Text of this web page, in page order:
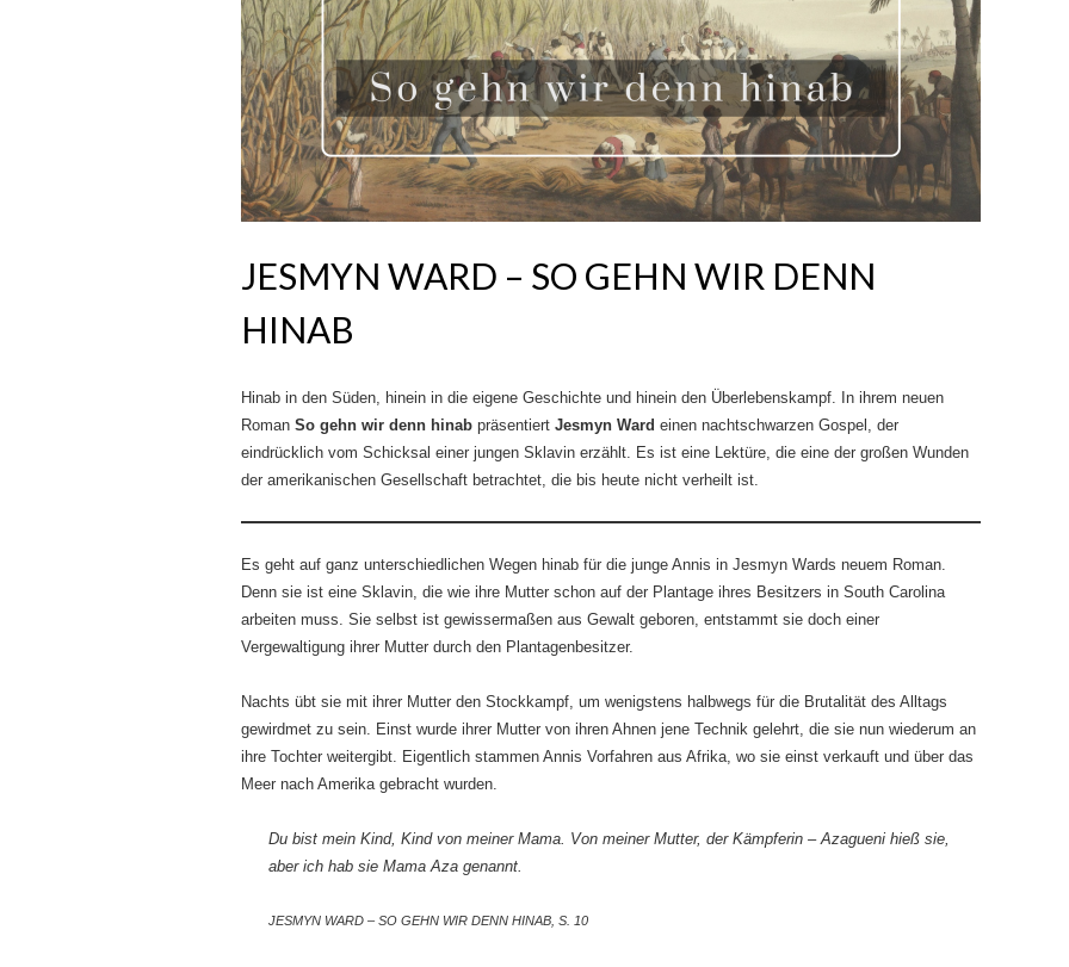
JESMYN WARD – SO GEHN WIR DENN
HINAB
Hinab in den Süden, hinein in die eigene Geschichte und hinein den Überlebenskampf. In ihrem neuen
Roman So gehn wir denn hinab präsentiert Jesmyn Ward einen nachtschwarzen Gospel, der
eindrücklich vom Schicksal einer jungen Sklavin erzählt. Es ist eine Lektüre, die eine der großen Wunden
der amerikanischen Gesellschaft betrachtet, die bis heute nicht verheilt ist.
Es geht auf ganz unterschiedlichen Wegen hinab für die junge Annis in Jesmyn Wards neuem Roman.
Denn sie ist eine Sklavin, die wie ihre Mutter schon auf der Plantage ihres Besitzers in South Carolina
arbeiten muss. Sie selbst ist gewissermaßen aus Gewalt geboren, entstammt sie doch einer
Vergewaltigung ihrer Mutter durch den Plantagenbesitzer.
Nachts übt sie mit ihrer Mutter den Stockkampf, um wenigstens halbwegs für die Brutalität des Alltags
gewirdmet zu sein. Einst wurde ihrer Mutter von ihren Ahnen jene Technik gelehrt, die sie nun wiederum an
ihre Tochter weitergibt. Eigentlich stammen Annis Vorfahren aus Afrika, wo sie einst verkauft und über das
Meer nach Amerika gebracht wurden.
Du bist mein Kind, Kind von meiner Mama. Von meiner Mutter, der Kämpferin – Azagueni hieß sie,
aber ich hab sie Mama Aza genannt.
JESMYN WARD – SO GEHN WIR DENN HINAB, S. 10